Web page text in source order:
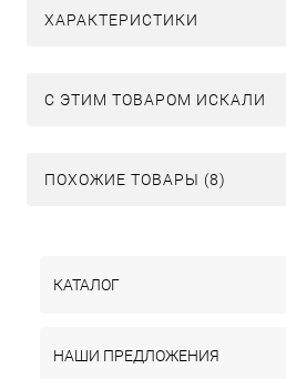
ХАРАКТЕРИСТИКИ
C ЭТИМ ТОВАРОМ ИСКАЛИ
ПОХОЖИЕ ТОВАРЫ (8)
КАТАЛОГ
НАШИ ПРЕДЛОЖЕНИЯ